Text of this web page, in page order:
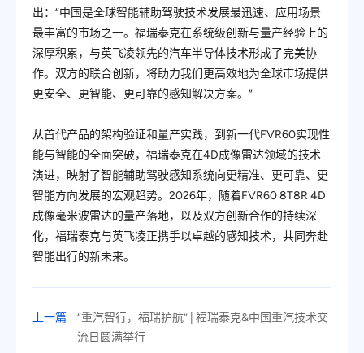
出：“中国是全球智能辅助驾驶技术发展最迅速、应用场景
最丰富的市场之一。福瑞泰克在系统级创新与量产经验上的
深厚积累，与英飞凌领先的汽车半导体技术形成了完美协
作。双方的联合创新，将助力我们更高效地为全球市场提供
更安全、更智能、更可靠的感知解决方案。”
从首代产品的架构验证和量产实践，到新一代FVR60实现性
能与智能的全面突破，福瑞泰克在4D成像雷达领域的技术
演进，映射了智能辅助驾驶感知系统向更精准、更可靠、更
智能方向发展的宏观趋势。2026年，随着FVR60 8T8R 4D
成像毫米波雷达的量产落地，以及双方创新合作的持续深
化，福瑞泰克与英飞凌正携手以卓越的感知技术，共同奔赴
智能出行的新未来。
上一篇
“重汽智行，福瑞护航” | 福瑞泰克&中国重汽技术交
流日圆满举行